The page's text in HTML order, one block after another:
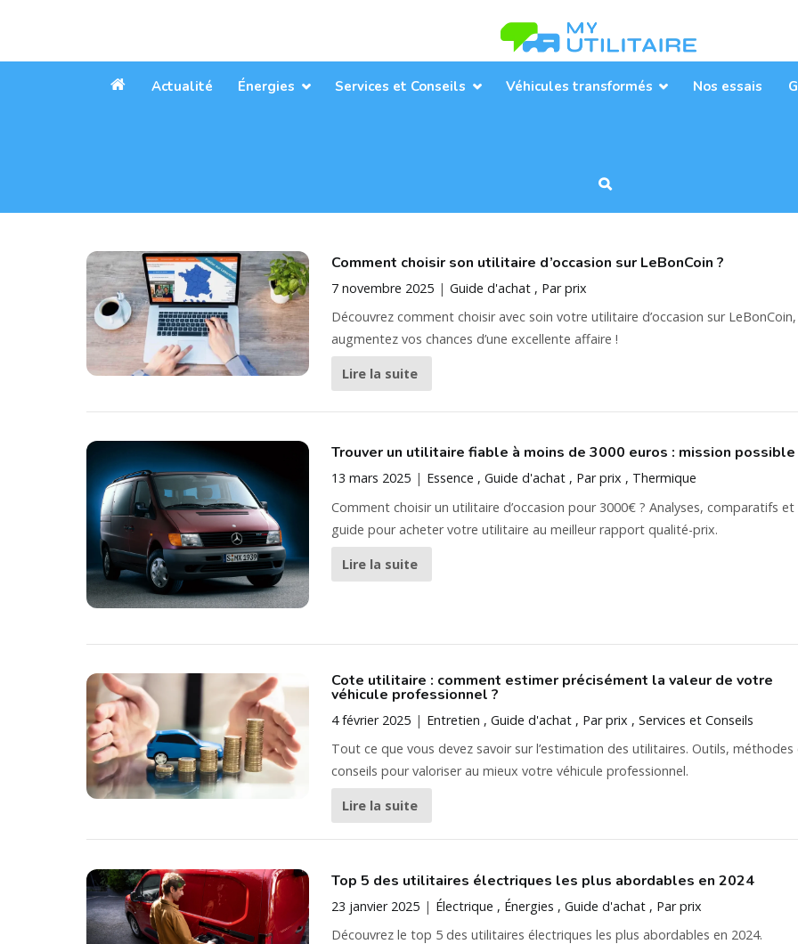
MyUtilitaire
AccueilActualité Énergies Services et Conseils Véhicules transformés Nos essais
Comment choisir son utilitaire d’occasion sur LeBonCoin ?
7 novembre 2025 Guide d'achat
Par prix
Découvrez comment choisir avec soin votre utilitaire d’occasion sur LeBonCoin,
augmentez vos chances d’une excellente affaire !
Lire la suite
Trouver un utilitaire fiable à moins de 3000 euros : mission possible
13 mars 2025 Essence Guide d'achat Par prix
Thermique
Comment choisir un utilitaire d’occasion pour 3000€ ? Analyses, comparatifs et
guide pour acheter votre utilitaire au meilleur rapport qualité-prix.
Lire la suite
Cote utilitaire : comment estimer précisément la valeur de votre
véhicule professionnel ?
4 février 2025 Entretien Guide d'achat Par prix
Services et Conseils
Tout ce que vous devez savoir sur l’estimation des utilitaires. Outils, méthodes
conseils pour valoriser au mieux votre véhicule professionnel.
Lire la suite
Top 5 des utilitaires électriques les plus abordables en 2024
23 janvier 2025 Électrique Énergies Guide d'achat
Par prix
Découvrez le top 5 des utilitaires électriques les plus abordables en 2024.